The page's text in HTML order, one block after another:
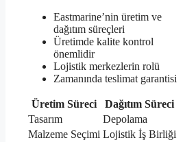
Eastmarine’nin üretim ve
dağıtım süreçleri
Üretimde kalite kontrol
önemlidir
Lojistik merkezlerin rolü
Zamanında teslimat garantisi
Üretim Süreci
Dağıtım Süreci
Tasarım
Depolama
Malzeme Seçimi Lojistik İş Birliği